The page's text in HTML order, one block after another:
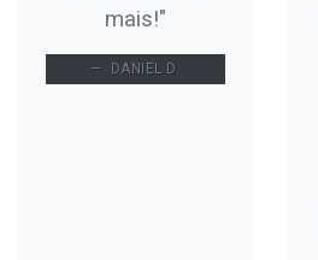
mais!"
DANIEL D.